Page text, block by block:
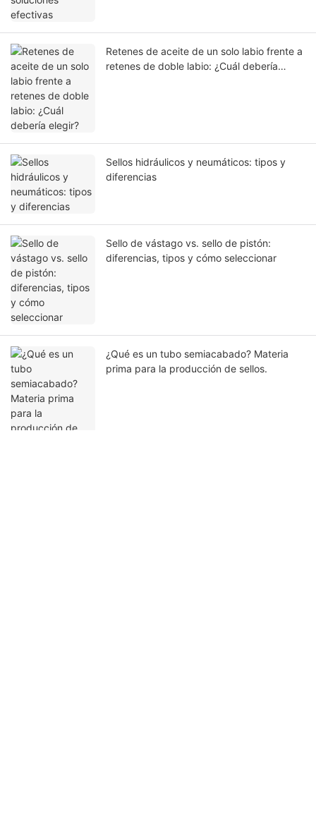
Retenes de aceite de un solo labio frente a
retenes de doble labio: ¿Cuál debería
Sellos hidráulicos y neumáticos: tipos y
diferencias
Sello de vástago vs. sello de pistón:
diferencias, tipos y cómo seleccionar
¿Qué es un tubo semiacabado? Materia
prima para la producción de sellos.